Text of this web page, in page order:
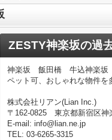
ZESTY神楽坂の過
神楽坂 飯田橋 牛込神楽坂
ペット可、おしゃれな物件を
株式会社リアン(Lian Inc.)
〒162-0825 東京都新宿区神
E-mail: info@lian.ne.jp
TEL: 03-6265-3315